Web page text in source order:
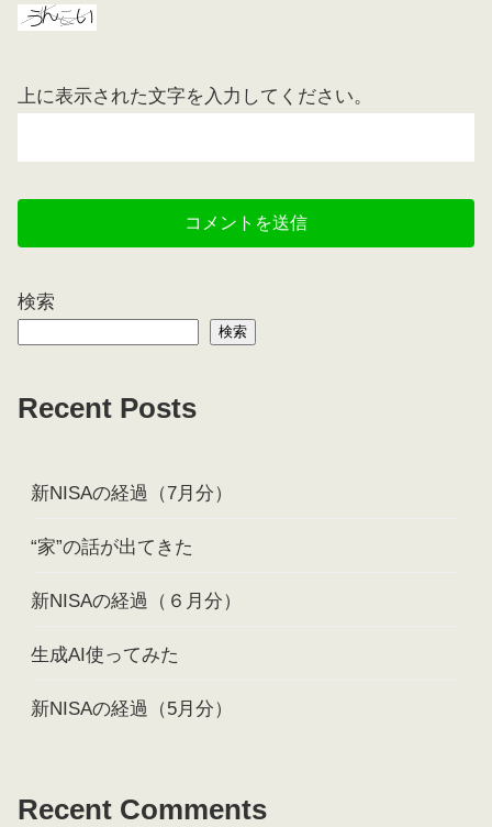
上に表示された文字を入力してください。
検索
検索
Recent Posts
新NISAの経過（7月分）
“家”の話が出てきた
新NISAの経過（６月分）
生成AI使ってみた
新NISAの経過（5月分）
Recent Comments